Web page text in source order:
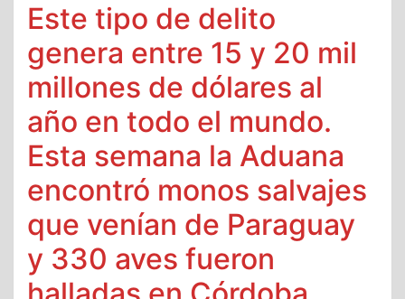
Este tipo de delito
genera entre 15 y 20 mil
millones de dólares al
año en todo el mundo.
Esta semana la Aduana
encontró monos salvajes
que venían de Paraguay
y 330 aves fueron